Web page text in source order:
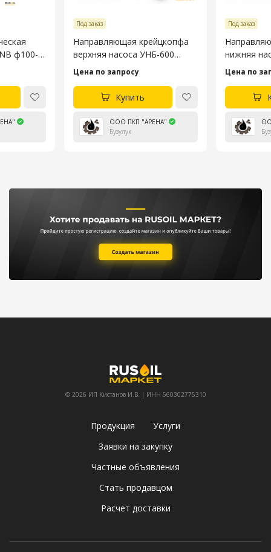
ф100-
Под заказ
Направляющая крейцкопфа
верхняя насоса УНБ-600
4045.53.106-4
Цена по запросу
Купить
ООО ПКП "АРЕНА"
Бузулук
Под заказ
нижняя
Цена по
© 2026 ИП Кистанов И.В. | ИНН 560302775310
Продукция
Услуги
Заявки на закупку
Частные объявления
Стать продавцом
Расчет доставки